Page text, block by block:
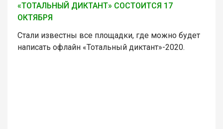
«ТОТАЛЬНЫЙ ДИКТАНТ» СОСТОИТСЯ 17
ОКТЯБРЯ
Стали известны все площадки, где можно будет
написать офлайн «Тотальный диктант»-2020.